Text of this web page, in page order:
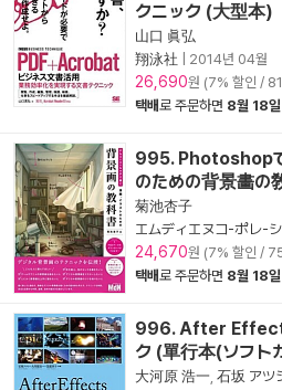
クニック (大型本)
山口 眞弘
翔泳社
2014년 04월
26,690원 (7% 할인 /
택배로 주문하면 8월 18일
995. Photoshop
のための背景畵の
菊池杏子
エムディエヌコ-ポレ-
24,670원 (7% 할인 /
택배로 주문하면 8월 18일
996. After
ク (單行本(ソフト
大河原 浩一 石坂 アツ